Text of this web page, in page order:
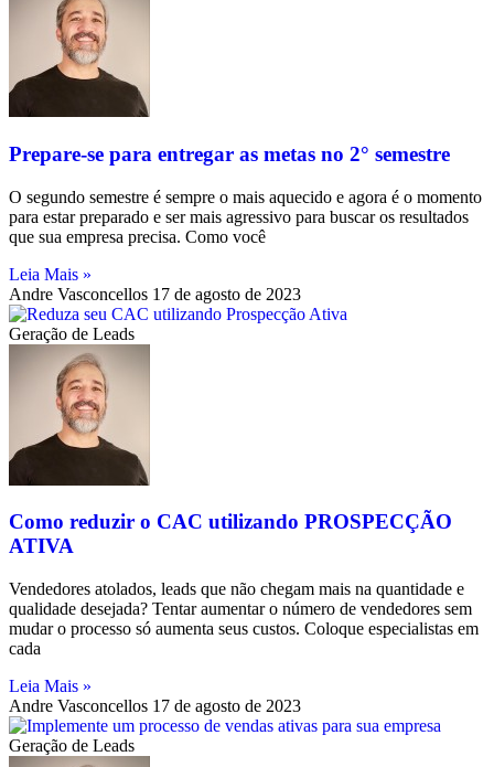
Prepare-se para entregar as metas no 2° semestre
O segundo semestre é sempre o mais aquecido e agora é o momento
para estar preparado e ser mais agressivo para buscar os resultados
que sua empresa precisa. Como você
Leia Mais »
Andre Vasconcellos 17 de agosto de 2023
Geração de Leads
Como reduzir o CAC utilizando PROSPECÇÃO
ATIVA
Vendedores atolados, leads que não chegam mais na quantidade e
qualidade desejada? Tentar aumentar o número de vendedores sem
mudar o processo só aumenta seus custos. Coloque especialistas em
cada
Leia Mais »
Andre Vasconcellos 17 de agosto de 2023
Geração de Leads